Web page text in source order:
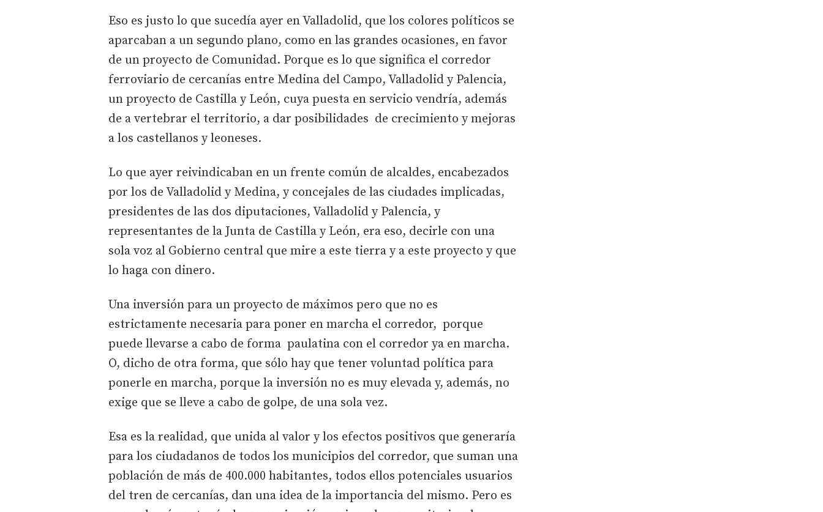
Eso es justo lo que sucedía ayer en Valladolid, que los colores políticos se
aparcaban a un segundo plano, como en las grandes ocasiones, en favor
de un proyecto de Comunidad. Porque es lo que significa el corredor
ferroviario de cercanías entre Medina del Campo, Valladolid y Palencia,
un proyecto de Castilla y León, cuya puesta en servicio vendría, además
de a vertebrar el territorio, a dar posibilidades de crecimiento y mejoras
a los castellanos y leoneses.
Lo que ayer reivindicaban en un frente común de alcaldes, encabezados
por los de Valladolid y Medina, y concejales de las ciudades implicadas,
presidentes de las dos diputaciones, Valladolid y Palencia, y
representantes de la Junta de Castilla y León, era eso, decirle con una
sola voz al Gobierno central que mire a este tierra y a este proyecto y que
lo haga con dinero.
Una inversión para un proyecto de máximos pero que no es
estrictamente necesaria para poner en marcha el corredor, porque
puede llevarse a cabo de forma paulatina con el corredor ya en marcha.
O, dicho de otra forma, que sólo hay que tener voluntad política para
ponerle en marcha, porque la inversión no es muy elevada y, además, no
exige que se lleve a cabo de golpe, de una sola vez.
Esa es la realidad, que unida al valor y los efectos positivos que generaría
para los ciudadanos de todos los municipios del corredor, que suman una
población de más de 400.000 habitantes, todos ellos potenciales usuarios
del tren de cercanías, dan una idea de la importancia del mismo. Pero es